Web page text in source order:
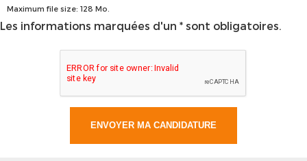
Maximum file size: 128 Mo.
Les informations marquées d'un * sont obligatoires.